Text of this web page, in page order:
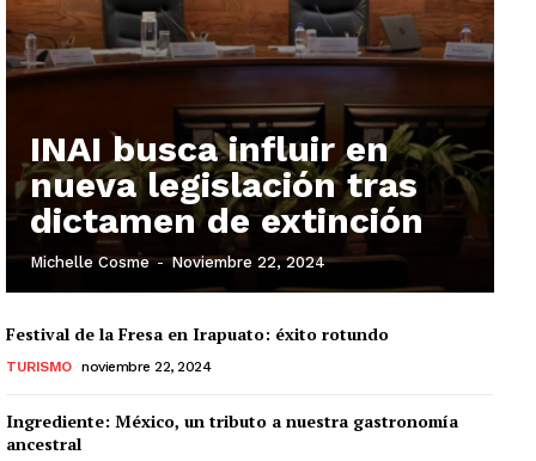
INAI busca influir en
nueva legislación tras
dictamen de extinción
Michelle Cosme - Noviembre 22, 2024
Festival de la Fresa en Irapuato: éxito rotundo
TURISMO noviembre 22, 2024
Ingrediente: México, un tributo a nuestra gastronomía
ancestral